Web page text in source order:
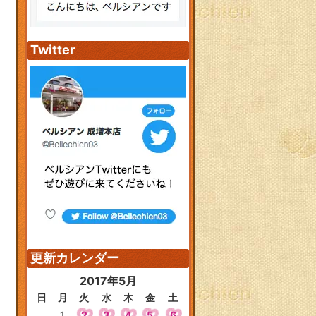
Twitter
更新カレンダー
2017年5月
日 月 火 水 木 金
土